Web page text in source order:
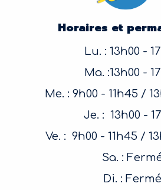
Horaires et
Lu. : 13h00 -
Ma. :13h00 -
Me. : 9h00 - 11h45 /
Je. : 13h00 -
Ve. : 9h00 - 11h45 /
Sa. :
Di. : Fermé